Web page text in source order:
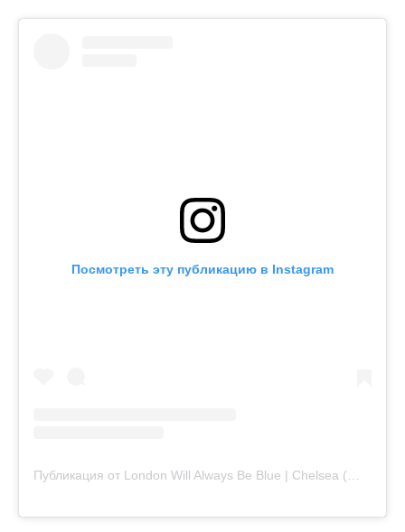
Посмотреть эту публикацию в Instagram